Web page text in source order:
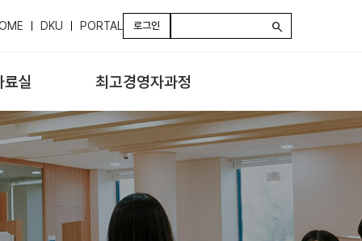
DKU PORTAL 로그인 search
료실 최고경영자과정